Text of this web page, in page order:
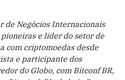
de Negócios Internacionais
e líder do setor de
com criptomoedas desde
e participante dos
do Globo, com Bitconf BR,